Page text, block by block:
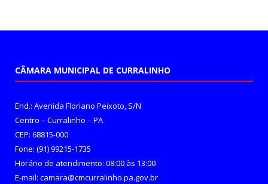
CÂMARA MUNICIPAL DE CURRALINHO
End.: Avenida Floriano Peixoto, S/N
Centro – Curralinho – PA
CEP: 68815-000
Fone: (91) 99215-1735
Horário de atendimento: 08:00 às 13:00
E-mail: camara@cmcurralinho.pa.gov.br